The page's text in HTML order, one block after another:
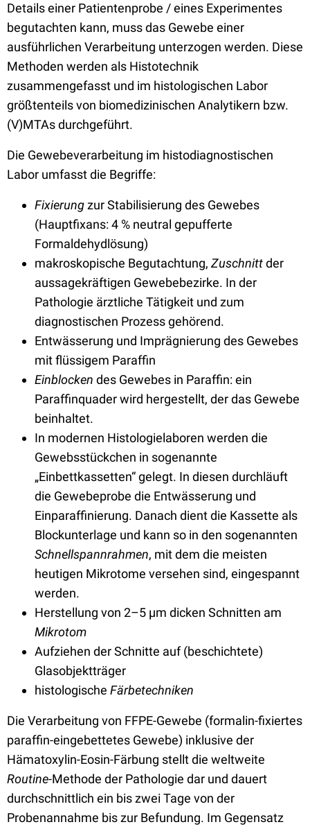
Details einer Patientenprobe / eines Experimentes
begutachten kann, muss das Gewebe einer
ausführlichen Verarbeitung unterzogen werden. Diese
Methoden werden als Histotechnik
zusammengefasst und im histologischen Labor
größtenteils von biomedizinischen Analytikern bzw.
(V)MTAs durchgeführt.
Die Gewebeverarbeitung im histodiagnostischen
Labor umfasst die Begriffe:
Fixierungzur Stabilisierung des Gewebes
(Hauptfixans: 4 % neutral gepufferte
Formaldehydlösung)
makroskopische Begutachtung, Zuschnittder
aussagekräftigen Gewebebezirke. In der
Pathologie ärztliche Tätigkeit und zum
diagnostischen Prozess gehörend.
Entwässerung und Imprägnierung des Gewebes
mit flüssigem Paraffin
Einblocken des Gewebes in Paraffin: ein
Paraffinquader wird hergestellt, der das Gewebe
beinhaltet.
In modernen Histologielaboren werden die
Gewebsstückchen in sogenannte
„Einbettkassetten“ gelegt. In diesen durchläuft
die Gewebeprobe die Entwässerung und
Einparaffinierung. Danach dient die Kassette als
Blockunterlage und kann so in den sogenannten
Schnellspannrahmen, mit dem die meisten
heutigen Mikrotome versehen sind, eingespannt
werden.
Herstellung von 2–5 µm dicken Schnitten am
Mikrotom
Aufziehen der Schnitte auf (beschichtete)
Glasobjektträger
histologische Färbetechniken
Die Verarbeitung von FFPE-Gewebe (formalin-fixiertes
paraffin-eingebettetes Gewebe) inklusive der
Hämatoxylin-Eosin-Färbung stellt die weltweite
Routine-Methode der Pathologie dar und dauert
durchschnittlich ein bis zwei Tage von der
Probenannahme bis zur Befundung. Im Gegensatz